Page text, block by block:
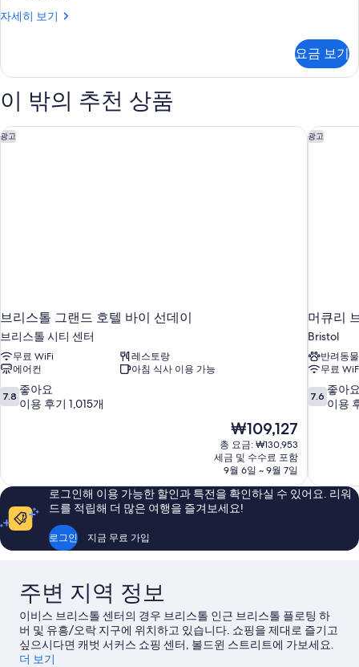
2
사
모
두
보
자세히 보기
트
글
대
개
자
요금 보기
이 밖의 추천 상품
광고
브리스톨 그랜드 호텔 바이 선데이
브리스톨 시티 센터
무료 WiFi
레스토랑
에어컨
아침 식사 이용 가능
10
점
점,
좋
요,
이
용
1,015
7.8 좋아요
이용 후기 1,015개
현
재
요
금
₩109,127
₩109,127
총 요금: ₩130,953
세금 및 수수료 포함
9월 6일 ~ 9월 7일
브리스톨 그랜드 호텔 바이 선데이 광고
머큐리
Bristol
반려동
무료
10
점
점,
좋
아
용
7.6 좋아
이용
머큐리
로그인해 이용 가능한 할인과 특전을 확인하실 수 있어요. 리워
드를 적립해 더 많은 여행을 즐겨보세요!
로그인 지금 무료 가입
주변 지역 정보
이비스 브리스톨 센터의 경우 브리스톨 인근 브리스톨 플로팅 하
버 및 유흥/오락 지구에 위치하고 있습니다. 쇼핑을 제대로 즐기고
싶으시다면 캐벗 서커스 쇼핑 센터, 볼드윈 스트리트에 가보세요.
애쉬턴 코트 국가 공원, 레이 우즈에서는 현지의 아름다운 자연을
더 보기